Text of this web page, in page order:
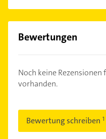
Bewertungen
Noch keine
vorhanden.
Bewertung schreiben